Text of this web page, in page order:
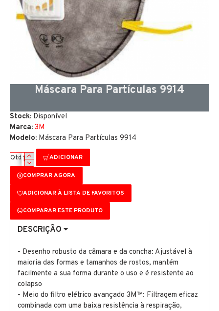
Máscara Para Partículas 9914
Stock: Disponível
Marca: 3M
Modelo: Máscara Para Partículas 9914
Qtd ADICIONAR
COMPRAR AGORA
ADICIONAR À LISTA DE FAVORITOS
COMPARAR ESTE PRODUTO
DESCRIÇÃO
- Desenho robusto da câmara e da concha: Ajustável à
maioria das formas e tamanhos de rostos, mantém
facilmente a sua forma durante o uso e é resistente ao
colapso
- Meio do filtro elétrico avançado 3M™: Filtragem eficaz
combinada com uma baixa resistência à respiração,